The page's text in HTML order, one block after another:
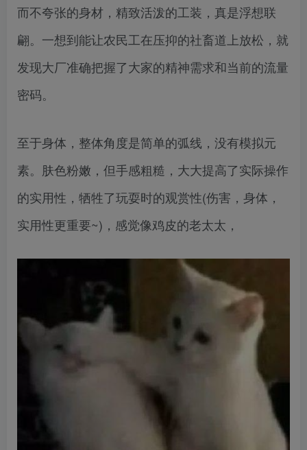
而不夸张的身材，精致活泼的工装，真是浮想联
翩。一想到能让农民工在压抑的社畜道上放松，就
发现大厂准确把握了大家的精神需求和当前的流量
密码。
至于身体，整体角度是简单的弧线，没有模拟元
素。肤色粉嫩，但手感粗糙，大大提高了实际操作
的实用性，牺牲了玩耍时的观赏性(伤害，身体，
实用性更重要~)，感觉像鸡皮的老太太，